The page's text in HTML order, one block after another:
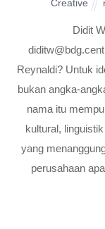
Creative
Didit
Reynaldi? Untuk
bukan angka-
nama itu
kultural,
yang
perusahaan